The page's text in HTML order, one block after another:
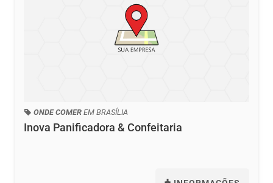
ONDE COMER EM BRASÍLIA
Inova Panificadora & Confeitaria